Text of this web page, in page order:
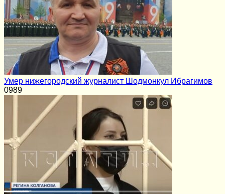
Умер нижегородский журналист Шодмонкул Ибрагимов
0989